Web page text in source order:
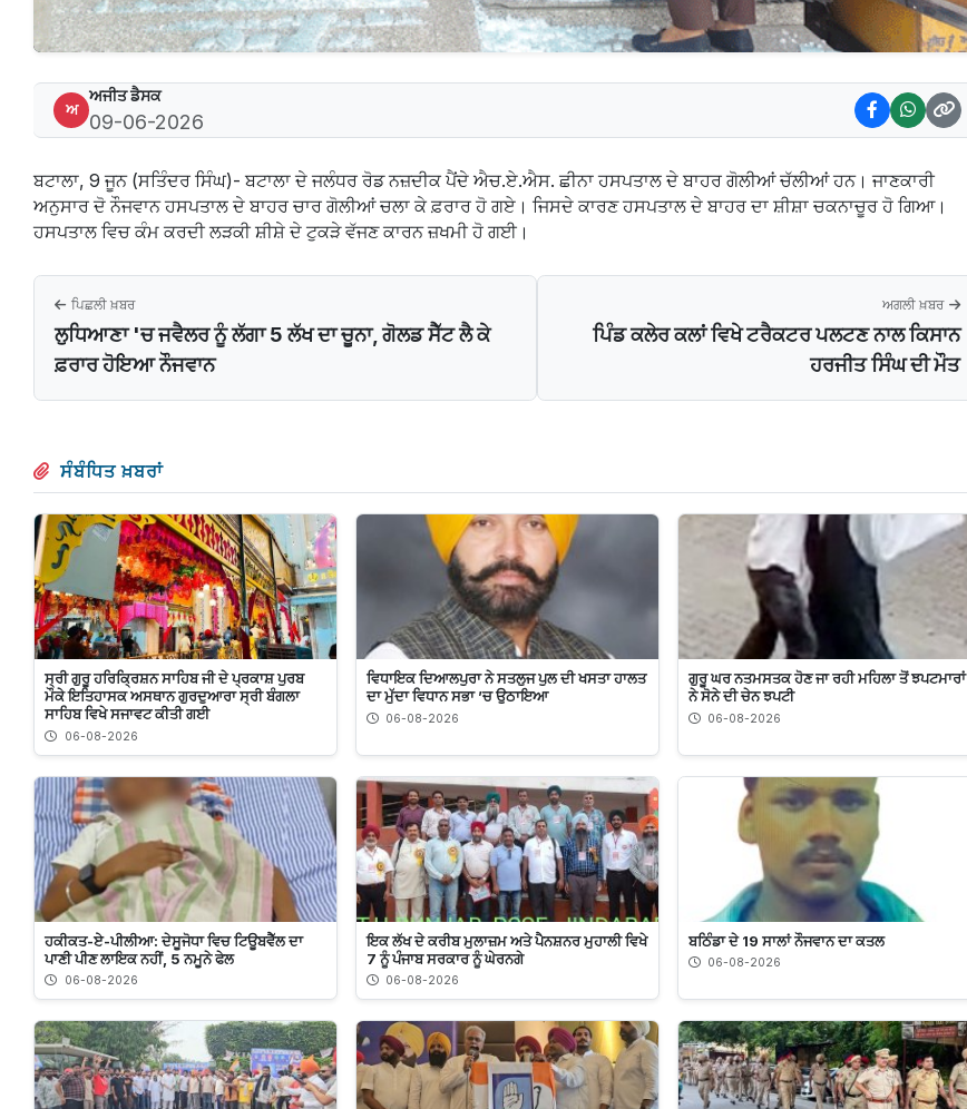
ਅ
ਅਜੀਤ ਡੈਸਕ
09-06-2026
ਬਟਾਲਾ, 9 ਜੂਨ (ਸਤਿੰਦਰ ਸਿੰਘ)- ਬਟਾਲਾ ਦੇ ਜਲੰਧਰ ਰੋਡ ਨਜ਼ਦੀਕ ਪੈਂਦੇ ਐਚ.ਏ.ਐਸ. ਛੀਨਾ ਹਸਪਤਾਲ ਦੇ ਬਾਹਰ ਗੋਲੀਆਂ ਚੱਲੀਆਂ ਹਨ। ਜਾਣਕਾਰੀ
ਅਨੁਸਾਰ ਦੋ ਨੌਜਵਾਨ ਹਸਪਤਾਲ ਦੇ ਬਾਹਰ ਚਾਰ ਗੋਲੀਆਂ ਚਲਾ ਕੇ ਫ਼ਰਾਰ ਹੋ ਗਏ। ਜਿਸਦੇ ਕਾਰਣ ਹਸਪਤਾਲ ਦੇ ਬਾਹਰ ਦਾ ਸ਼ੀਸ਼ਾ ਚਕਨਾਚੂਰ ਹੋ ਗਿਆ।
ਹਸਪਤਾਲ ਵਿਚ ਕੰਮ ਕਰਦੀ ਲੜਕੀ ਸ਼ੀਸ਼ੇ ਦੇ ਟੁਕੜੇ ਵੱਜਣ ਕਾਰਨ ਜ਼ਖਮੀ ਹੋ ਗਈ।
ਪਿਛਲੀ ਖ਼ਬਰ
ਲੁਧਿਆਣਾ 'ਚ ਜਵੈਲਰ ਨੂੰ ਲੱਗਾ 5 ਲੱਖ ਦਾ ਚੂਨਾ, ਗੋਲਡ ਸੈੱਟ ਲੈ ਕੇ
ਫ਼ਰਾਰ ਹੋਇਆ ਨੌਜਵਾਨ
ਅਗਲੀ ਖ਼ਬਰ
ਪਿੰਡ ਕਲੇਰ ਕਲਾਂ ਵਿਖੇ ਟਰੈਕਟਰ ਪਲਟਣ ਨਾਲ ਕਿਸਾਨ
ਹਰਜੀਤ ਸਿੰਘ ਦੀ ਮੌਤ
ਸੰਬੰਧਿਤ ਖ਼ਬਰਾਂ
ਸ੍ਰੀ ਗੁਰੂ ਹਰਿਕ੍ਰਿਸ਼ਨ ਸਾਹਿਬ ਜੀ ਦੇ ਪ੍ਰਕਾਸ਼ ਪੁਰਬ
ਮੌਕੇ ਇਤਿਹਾਸਕ ਅਸਥਾਨ ਗੁਰਦੁਆਰਾ ਸ੍ਰੀ ਬੰਗਲਾ
ਸਾਹਿਬ ਵਿਖੇ ਸਜਾਵਟ ਕੀਤੀ ਗਈ
06-08-2026
ਵਿਧਾਇਕ ਦਿਆਲਪੁਰਾ ਨੇ ਸਤਲੁਜ ਪੁਲ ਦੀ ਖਸਤਾ ਹਾਲਤ
ਦਾ ਮੁੱਦਾ ਵਿਧਾਨ ਸਭਾ ’ਚ ਉਠਾਇਆ
06-08-2026
ਗੁਰੂ ਘਰ ਨਤਮਸਤਕ ਹੋਣ ਜਾ ਰਹੀ ਮਹਿਲਾ ਤੋਂ ਝਪਟਮਾਰਾਂ
ਨੇ ਸੋਨੇ ਦੀ ਚੇਨ ਝਪਟੀ
06-08-2026
ਹਕੀਕਤ-ਏ-ਪੀਲੀਆ: ਦੇਸੂਜੋਧਾ ਵਿਚ ਟਿਊਬਵੈੱਲ ਦਾ
ਪਾਣੀ ਪੀਣ ਲਾਇਕ ਨਹੀਂ, 5 ਨਮੂਨੇ ਫੇਲ
06-08-2026
ਇਕ ਲੱਖ ਦੇ ਕਰੀਬ ਮੁਲਾਜ਼ਮ ਅਤੇ ਪੈਨਸ਼ਨਰ ਮੁਹਾਲੀ ਵਿਖੇ
7 ਨੂੰ ਪੰਜਾਬ ਸਰਕਾਰ ਨੂੰ ਘੇਰਨਗੇ
06-08-2026
ਬਠਿੰਡਾ ਦੇ 19 ਸਾਲਾਂ ਨੌਜਵਾਨ ਦਾ ਕਤਲ
06-08-2026